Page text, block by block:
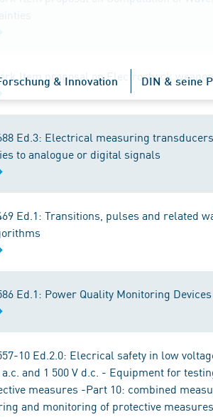
& Innovation DIN & seine
Item proposal on Electroshock
Ed.3: Electrical measuring
to analogue or digital signals
Ed.1: Transitions, pulses and related
Ed.1: Power Quality Monitoring
10 Ed.2.0: Elecrical safety in low
a.c. and 1 500 V d.c. - Equipment for
measures -Part 10: combined
and monitoring of protective measures